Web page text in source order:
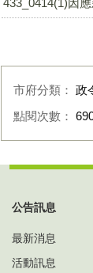
433_0414(1)因
市府分類： 政
點閱次數：
公告訊息
最新消息
活動訊息